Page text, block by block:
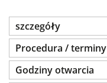
szczegóły
Procedura / terminy
Godziny otwarcia